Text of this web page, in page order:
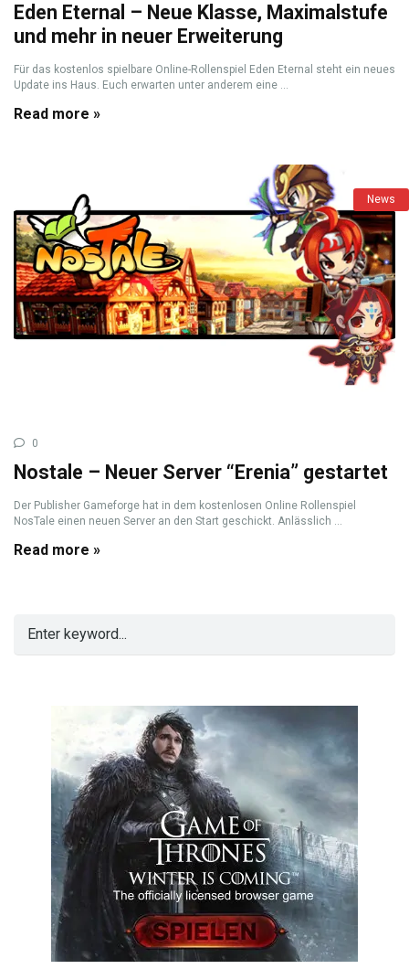
Eden Eternal – Neue Klasse, Maximalstufe
und mehr in neuer Erweiterung
Für das kostenlos spielbare Online-Rollenspiel Eden Eternal steht ein neues
Update ins Haus. Euch erwarten unter anderem eine ...
Read more »
News
0
Nostale – Neuer Server “Erenia” gestartet
Der Publisher Gameforge hat in dem kostenlosen Online Rollenspiel
NosTale einen neuen Server an den Start geschickt. Anlässlich ...
Read more »